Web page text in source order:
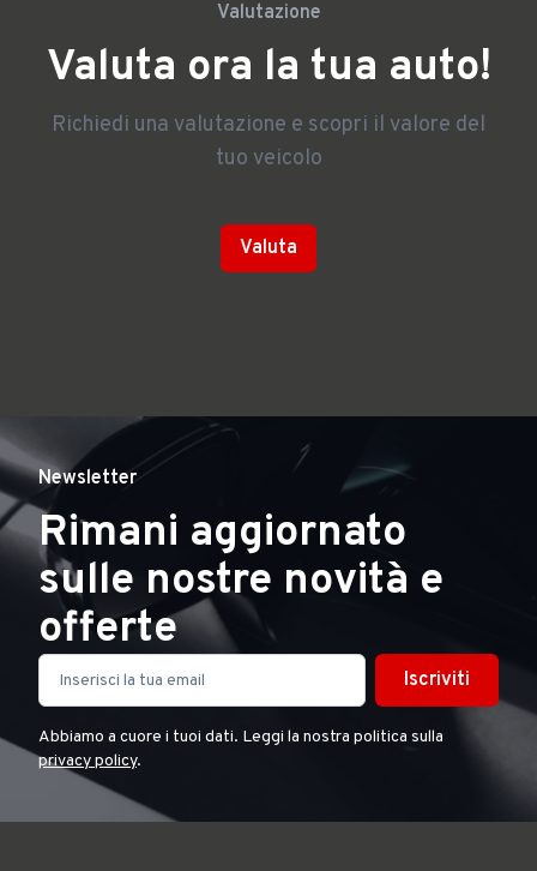
Valutazione
Valuta ora la tua auto!
Richiedi una valutazione e scopri il valore del
tuo veicolo
Valuta
Newsletter
Rimani aggiornato
sulle nostre novità e
offerte
Iscriviti
Abbiamo a cuore i tuoi dati. Leggi la nostra politica sulla
privacy policy.